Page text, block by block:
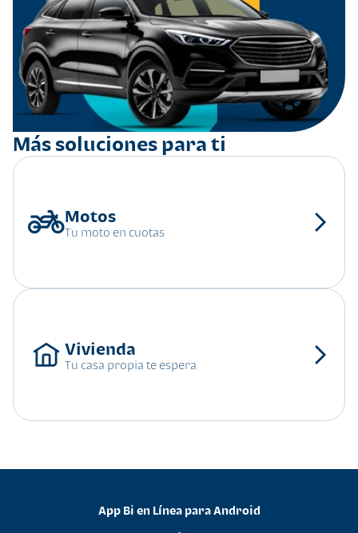
Más soluciones para ti
Tu moto en cuotas
Tu casa propia te espera
App Bi en Línea para Android